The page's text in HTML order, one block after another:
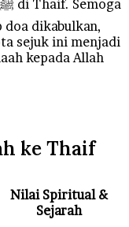
doa dikabulkan,
sejuk ini menjadi
kepada Allah
ke Thaif
Nilai Spiritual &
Sejarah